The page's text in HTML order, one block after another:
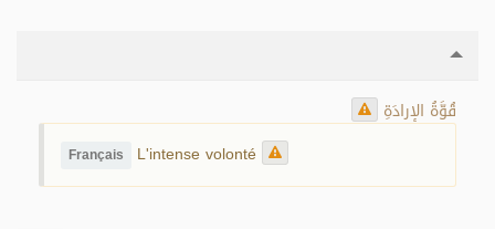
قُوَّةُ الإرادَةِ
Français L'intense volonté